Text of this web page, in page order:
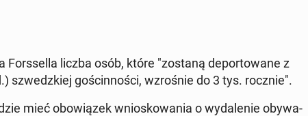
Fors­sel­la liczba osób, które "zostaną de­por­to­wa­ne z
szwedz­kiej go­ścin­no­ści, wzro­śnie do 3 tys. rocznie".
mieć obo­wią­zek wnio­sko­wa­nia o wy­da­le­nie oby­wa­